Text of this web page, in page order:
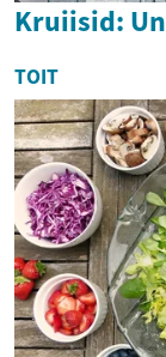
Kruiisid:
TOIT